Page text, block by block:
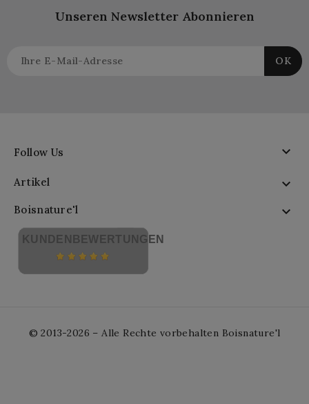
Unseren Newsletter Abonnieren
Follow Us 
Artikel 
Boisnature'l 
KUNDENBEWERTUNGEN
© 2013-2026 – Alle Rechte vorbehalten Boisnature'l